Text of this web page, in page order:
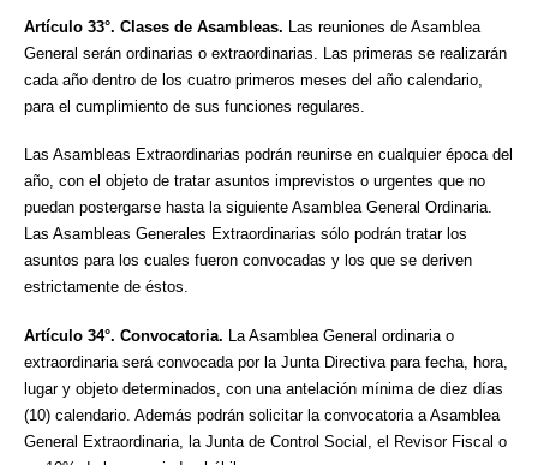
Artículo 33°. Clases de Asambleas. Las reuniones de Asamblea
General serán ordinarias o extraordinarias. Las primeras se realizarán
cada año dentro de los cuatro primeros meses del año calendario,
para el cumplimiento de sus funciones regulares.
Las Asambleas Extraordinarias podrán reunirse en cualquier época del
año, con el objeto de tratar asuntos imprevistos o urgentes que no
puedan postergarse hasta la siguiente Asamblea General Ordinaria.
Las Asambleas Generales Extraordinarias sólo podrán tratar los
asuntos para los cuales fueron convocadas y los que se deriven
estrictamente de éstos.
Artículo 34°. Convocatoria. La Asamblea General ordinaria o
extraordinaria será convocada por la Junta Directiva para fecha, hora,
lugar y objeto determinados, con una antelación mínima de diez días
(10) calendario. Además podrán solicitar la convocatoria a Asamblea
General Extraordinaria, la Junta de Control Social, el Revisor Fiscal o